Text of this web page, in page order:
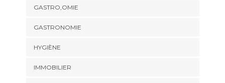
GASTRO,OMIE
GASTRONOMIE
HYGIÈNE
IMMOBILIER